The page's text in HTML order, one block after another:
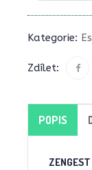
Kategorie:
Zdílet:
POPIS